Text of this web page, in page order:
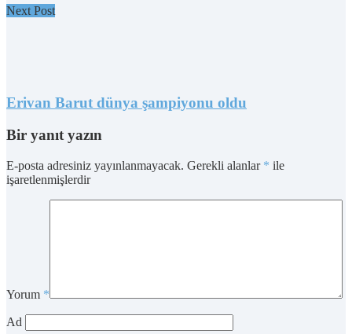
Next Post
Erivan Barut dünya şampiyonu oldu
Bir yanıt yazın
E-posta adresiniz yayınlanmayacak. Gerekli alanlar * ile
işaretlenmişlerdir
Yorum *
Ad